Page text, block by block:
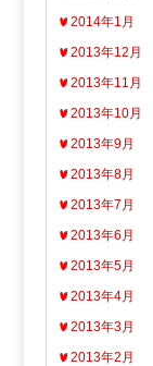
2014年1月
2013年12月
2013年11月
2013年10月
2013年9月
2013年8月
2013年7月
2013年6月
2013年5月
2013年4月
2013年3月
2013年2月